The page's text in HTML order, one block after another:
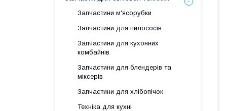
Запчастини м'ясорубки
Запчастини для пилососів
Запчастини для кухонних
комбайнів
Запчастини для блендерів та
міксерів
Запчастини для хлібопічок
Техніка для кухні